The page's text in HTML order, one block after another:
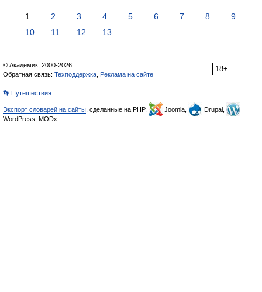
1 2 3 4 5 6 7 8
9
10
11 12 13
18+
© Академик, 2000-2026
Обратная связь: Техподдержка Реклама на сайте
👣 Путешествия
Экспорт словарей на сайты , сделанные на PHP, Joomla,
Drupal,
WordPress, MODx.